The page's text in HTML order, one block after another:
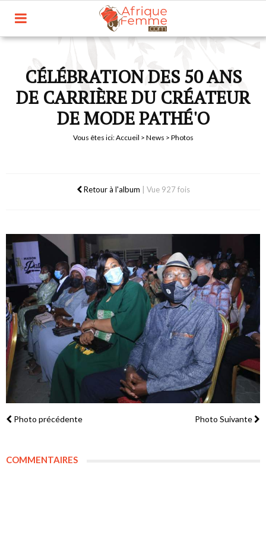
CÉLÉBRATION DES 50 ANS
DE CARRIÈRE DU CRÉATEUR
DE MODE PATHÉ'O
Vous êtes ici:Accueil > News > Photos
Retour à l'album Vue 927 fois
Photo précédente Photo Suivante
COMMENTAIRES